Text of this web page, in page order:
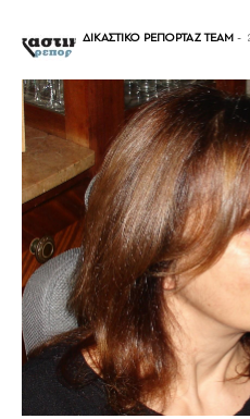
ΔΙΚΑΣΤΙΚΟ ΡΕΠΟΡΤΑΖ TEAM -